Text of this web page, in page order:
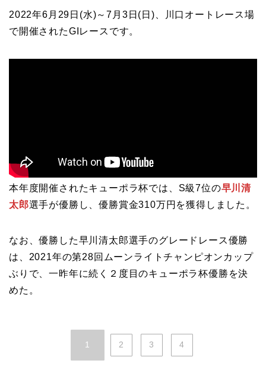
2022年6月29日(水)～7月3日(日)、川口オートレース場
で開催されたGIレースです。
本年度開催されたキューポラ杯では、S級7位の早川清
太郎選手が優勝し、優勝賞金310万円を獲得しました。
なお、優勝した早川清太郎選手のグレードレース優勝
は、2021年の第28回ムーンライトチャンピオンカップ
ぶりで、一昨年に続く２度目のキューポラ杯優勝を決
めた。
1 2 3 4